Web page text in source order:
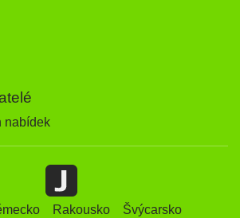
nabídek
Rakousko
Švýcarsko